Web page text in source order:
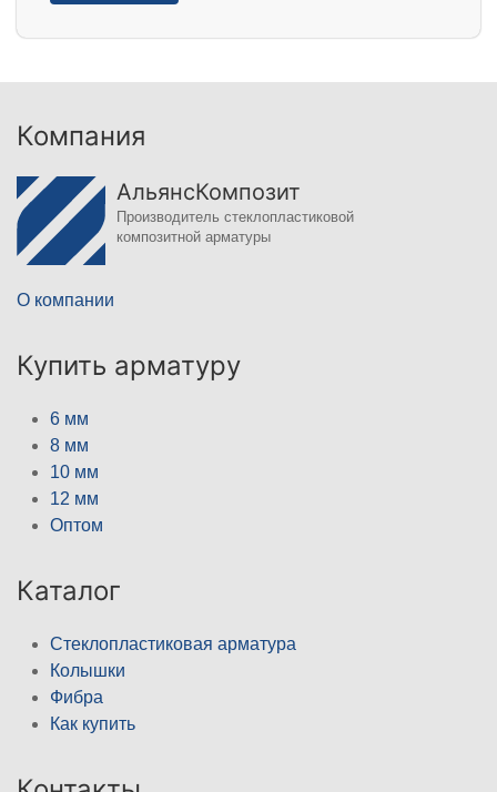
Компания
АльянсКомпозит
Производитель стеклопластиковой
композитной арматуры
О компании
Купить арматуру
6 мм
8 мм
10 мм
12 мм
Оптом
Каталог
Стеклопластиковая арматура
Колышки
Фибра
Как купить